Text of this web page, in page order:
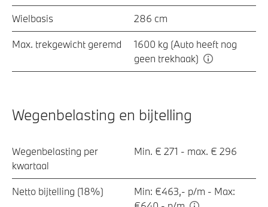
Wielbasis 286 cm
Max. trekgewicht geremd
1600 kg (Auto heeft nog
geen trekhaak)
Wegenbelasting en bijtelling
Wegenbelasting per
kwartaal
Min. € 271 - max. € 296
Netto bijtelling (18%)
Min: €463,- p/m - Max: